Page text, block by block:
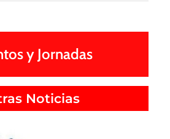
y Jornadas
Noticias